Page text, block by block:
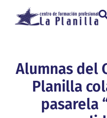
Alumnas del
Planilla
pasarela